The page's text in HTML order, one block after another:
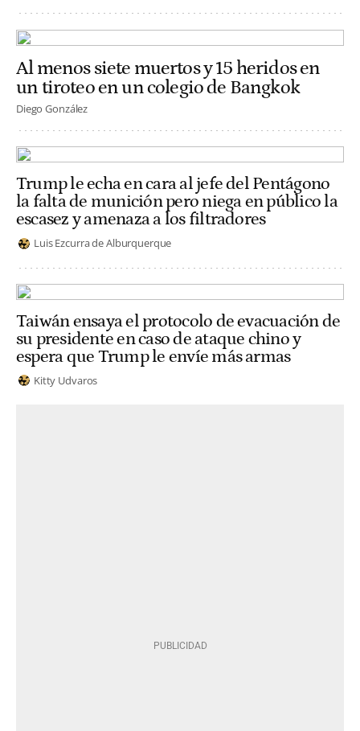
Al menos siete muertos y 15 heridos en
un tiroteo en un colegio de Bangkok
Diego González
Trump le echa en cara al jefe del Pentágono
la falta de munición pero niega en público la
escasez y amenaza a los filtradores
Luis Ezcurra de Alburquerque
Taiwán ensaya el protocolo de evacuación de
su presidente en caso de ataque chino y
espera que Trump le envíe más armas
Kitty Udvaros